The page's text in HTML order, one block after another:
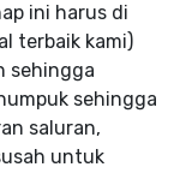
ini harus di
terbaik kami)
sehingga
sehingga
saluran,
untuk